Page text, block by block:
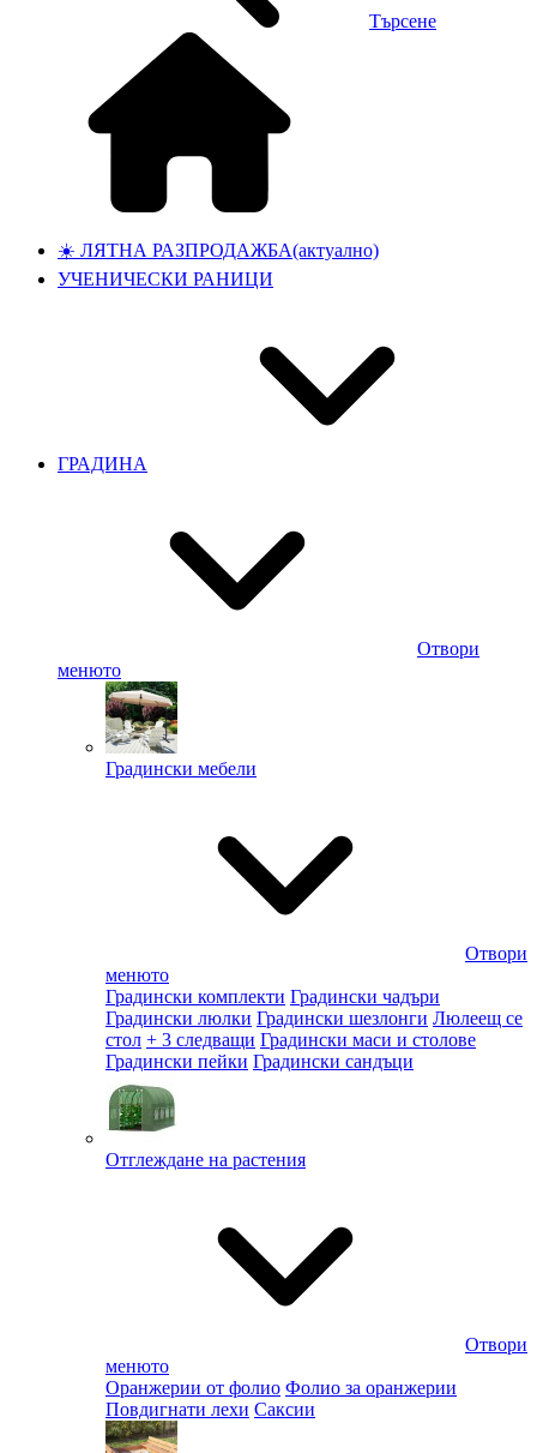
Търсене
☀️ ЛЯТНА РАЗПРОДАЖБА(актуално)
УЧЕНИЧЕСКИ РАНИЦИ
ГРАДИНА
Отвори
менюто
Градински мебели
Отвори
менюто
Градински комплекти Градински чадъри
Градински люлки Градински шезлонги Люлеещ се
стол + 3 следващи Градински маси и столове
Градински пейки Градински сандъци
Отглеждане на растения
Отвори
менюто
Оранжерии от фолио Фолио за оранжерии
Повдигнати лехи Саксии